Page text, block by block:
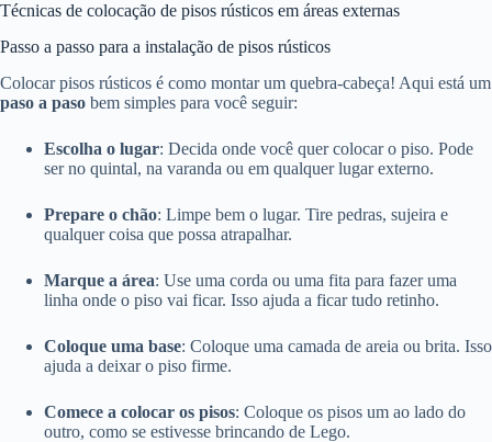
Técnicas de colocação de pisos rústicos em áreas externas
Passo a passo para a instalação de pisos rústicos
Colocar pisos rústicos é como montar um quebra-cabeça! Aqui está um
paso a paso bem simples para você seguir:
Escolha o lugar: Decida onde você quer colocar o piso. Pode
ser no quintal, na varanda ou em qualquer lugar externo.
Prepare o chão: Limpe bem o lugar. Tire pedras, sujeira e
qualquer coisa que possa atrapalhar.
Marque a área: Use uma corda ou uma fita para fazer uma
linha onde o piso vai ficar. Isso ajuda a ficar tudo retinho.
Coloque uma base: Coloque uma camada de areia ou brita. Isso
ajuda a deixar o piso firme.
Comece a colocar os pisos: Coloque os pisos um ao lado do
outro, como se estivesse brincando de Lego.